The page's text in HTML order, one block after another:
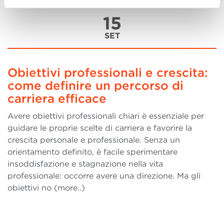
15
SET
Obiettivi professionali e crescita:
come definire un percorso di
carriera efficace
Avere obiettivi professionali chiari è essenziale per
guidare le proprie scelte di carriera e favorire la
crescita personale e professionale. Senza un
orientamento definito, è facile sperimentare
insoddisfazione e stagnazione nella vita
professionale: occorre avere una direzione. Ma gli
obiettivi no (more..)